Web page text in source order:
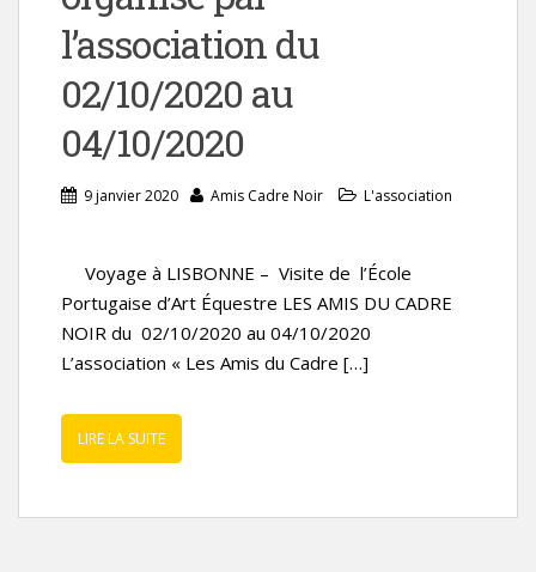
l’association du
02/10/2020 au
04/10/2020
9 janvier 2020 Amis Cadre Noir L'association
Voyage à LISBONNE – Visite de l’École
Portugaise d’Art Équestre LES AMIS DU CADRE
NOIR du 02/10/2020 au 04/10/2020
L’association « Les Amis du Cadre […]
LIRE LA SUITE